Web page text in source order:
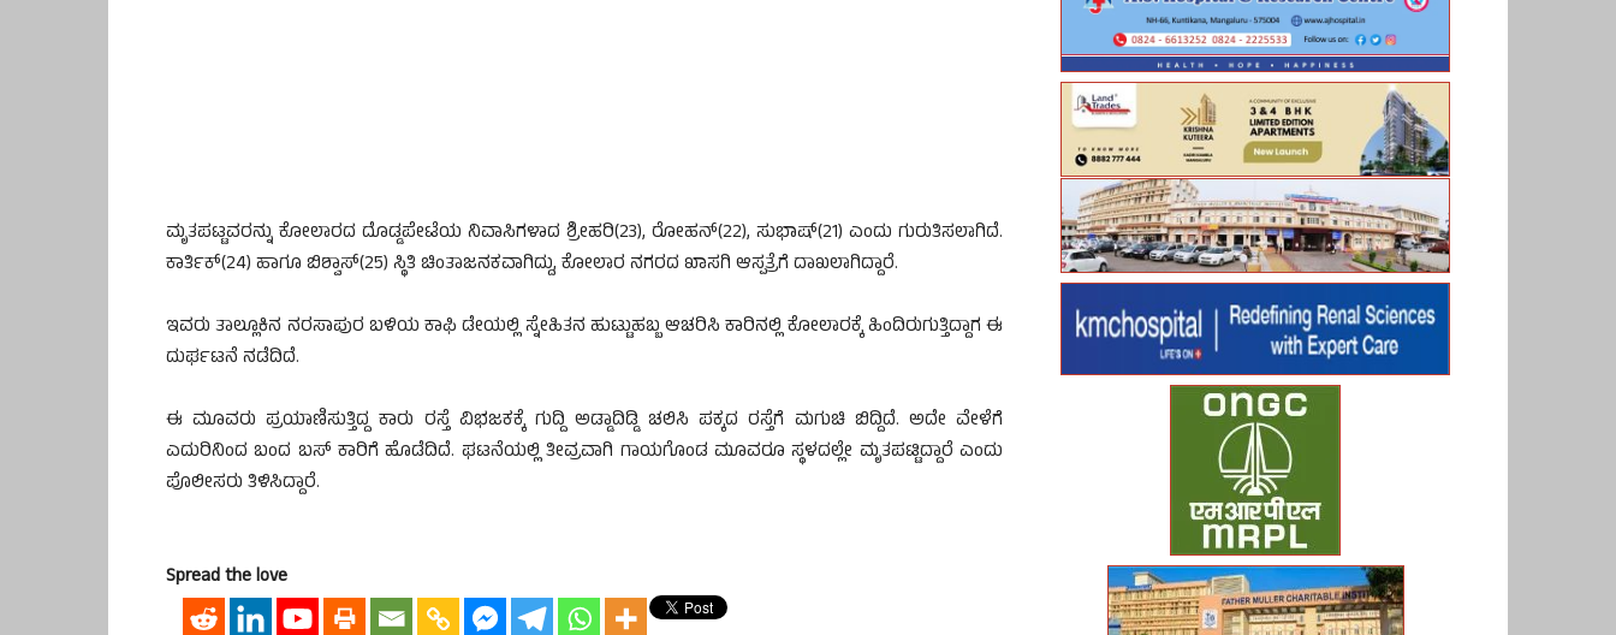
ಮೃತಪಟ್ಟವರನ್ನು ಕೋಲಾರದ ದೊಡ್ಡಪೇಟೆಯ ನಿವಾಸಿಗಳಾದ ಶ್ರೀಹರಿ(23), ರೋಹನ್(22), ಸುಭಾಷ್(21) ಎಂದು ಗುರುತಿಸಲಾಗಿದೆ.
ಕಾರ್ತಿಕ್(24) ಹಾಗೂ ಬಿಶ್ವಾಸ್(25) ಸ್ಥಿತಿ ಚಿಂತಾಜನಕವಾಗಿದ್ದು, ಕೋಲಾರ ನಗರದ ಖಾಸಗಿ ಆಸ್ಪತ್ರೆಗೆ ದಾಖಲಾಗಿದ್ದಾರೆ.
ಇವರು ತಾಲ್ಲೂಕಿನ ನರಸಾಪುರ ಬಳಿಯ ಕಾಫಿ ಡೇಯಲ್ಲಿ ಸ್ನೇಹಿತನ ಹುಟ್ಟುಹಬ್ಬ ಆಚರಿಸಿ ಕಾರಿನಲ್ಲಿ ಕೋಲಾರಕ್ಕೆ ಹಿಂದಿರುಗುತ್ತಿದ್ದಾಗ ಈ
ದುರ್ಘಟನೆ ನಡೆದಿದೆ.
ಈ ಮೂವರು ಪ್ರಯಾಣಿಸುತ್ತಿದ್ದ ಕಾರು ರಸ್ತೆ ವಿಭಜಕಕ್ಕೆ ಗುದ್ದಿ ಅಡ್ಡಾದಿಡ್ಡಿ ಚಲಿಸಿ ಪಕ್ಕದ ರಸ್ತೆಗೆ ಮಗುಚಿ ಬಿದ್ದಿದೆ. ಅದೇ ವೇಳೆಗೆ
ಎದುರಿನಿಂದ ಬಂದ ಬಸ್ ಕಾರಿಗೆ ಹೊಡೆದಿದೆ. ಘಟನೆಯಲ್ಲಿ ತೀವ್ರವಾಗಿ ಗಾಯಗೊಂಡ ಮೂವರೂ ಸ್ಥಳದಲ್ಲೇ ಮೃತಪಟ್ಟಿದ್ದಾರೆ ಎಂದು
ಪೊಲೀಸರು ತಿಳಿಸಿದ್ದಾರೆ.
Spread the love